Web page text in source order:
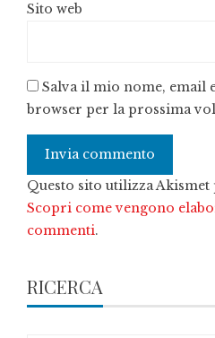
Sito web
Salva il mio nome, email
browser per la prossima
Questo sito utilizza
Scopri come vengono
commenti.
RICERCA